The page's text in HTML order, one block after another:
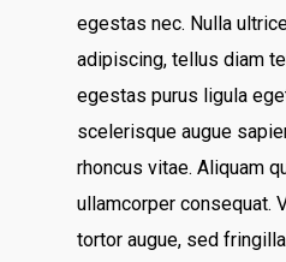
egestas nec. Nulla
adipiscing, tellus diam
egestas purus ligula
scelerisque augue
rhoncus vitae. Aliquam
ullamcorper consequat.
tortor augue, sed